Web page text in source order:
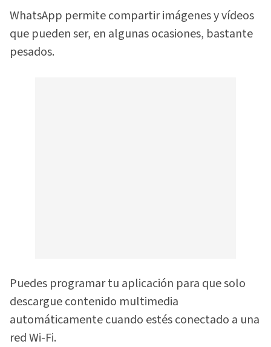
WhatsApp permite compartir imágenes y vídeos
que pueden ser, en algunas ocasiones, bastante
pesados.
Puedes programar tu aplicación para que solo
descargue contenido multimedia
automáticamente cuando estés conectado a una
red Wi-Fi.